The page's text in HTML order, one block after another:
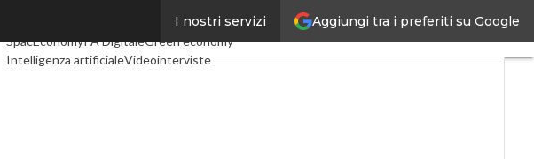
Aggiungi tra i preferiti su Google
I nostri servizi
TelcoIndustria 4.0
SpacEconomyPA DigitaleGreen economy
Intelligenza artificialeVideointerviste